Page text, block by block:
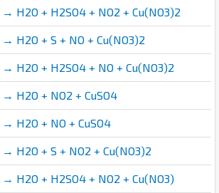
→ H2O + H2SO4 + NO2 + Cu(NO3)2
→ H2O + S + NO + Cu(NO3)2
→ H2O + H2SO4 + NO + Cu(NO3)2
→ H2O + NO2 + CuSO4
→ H2O + NO + CuSO4
→ H2O + S + NO2 + Cu(NO3)2
→ H2O + H2SO4 + NO2 + Cu(NO3)